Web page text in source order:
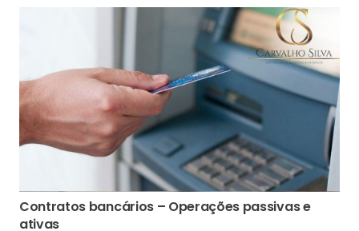
Contratos bancários – Operações passivas e
ativas